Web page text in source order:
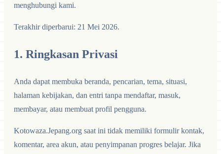
menghubungi kami.
Terakhir diperbarui: 21 Mei 2026.
1. Ringkasan Privasi
Anda dapat membuka beranda, pencarian, tema, situasi,
halaman kebijakan, dan entri tanpa mendaftar, masuk,
membayar, atau membuat profil pengguna.
Kotowaza.Jepang.org saat ini tidak memiliki formulir kontak,
komentar, area akun, atau penyimpanan progres belajar. Jika